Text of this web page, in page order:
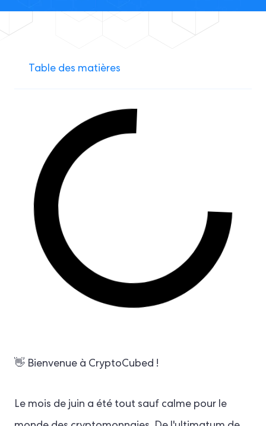
👋 Bienvenue à CryptoCubed !
Le mois de juin a été tout sauf calme pour le
Table des matières